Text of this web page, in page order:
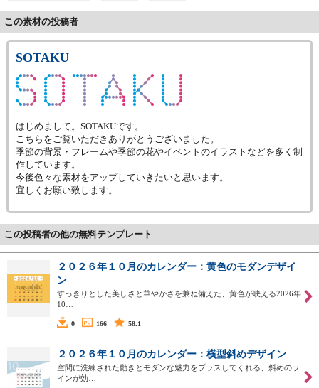
この素材の投稿者
SOTAKU
はじめまして。SOTAKUです。
こちらをご覧いただきありがとうございました。
季節の背景・フレームや季節の花やイベントのイラストなどを多く制
作しています。
今後色々な素材をアップしていきたいと思います。
宜しくお願い致します。
この投稿者の他の無料テンプレート
２０２６年１０月のカレンダー：黄色のモダンデザイ
ン
すっきりとした美しさと華やかさを兼ね備えた、黄色が映える2026年
10…
0 166 58.1
２０２６年１０月のカレンダー：横型斜めデザイン
空間に洗練された動きとモダンな魅力をプラスしてくれる、斜めのラ
インが効…